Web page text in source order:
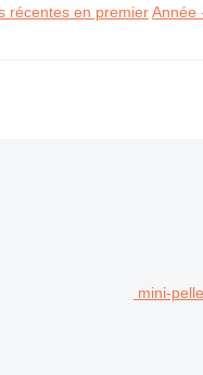
récentes en premier Année
mini-